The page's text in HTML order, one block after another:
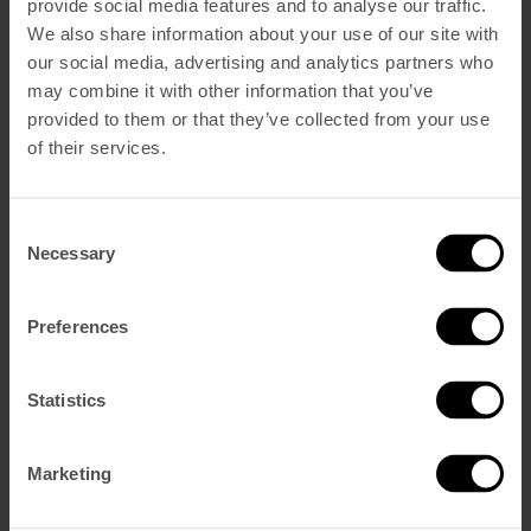
provide social media features and to analyse our traffic.
We also share information about your use of our site with
our social media, advertising and analytics partners who
may combine it with other information that you’ve
provided to them or that they’ve collected from your use
of their services.
Selection
Necessary
Preferences
Statistics
Marketing
Évènements
Notre Histoire
Contactez Nous
Nous Trouver
Offres
Presse
Français
English (
VINES & VINYL: POUR, PLAY,
Certaines soirées méritent un rythme plus lent.
Vines & Vinyl est la vision du The Vintage de la dégustation de
vins: des bouteilles soigneusement sélectionnées accompagnées du